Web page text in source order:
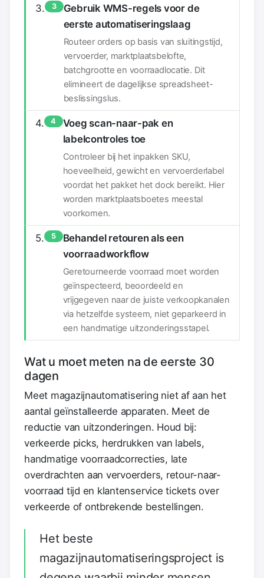
3
Gebruik WMS-regels voor de
eerste automatiseringslaag
Routeer orders op basis van sluitingstijd,
vervoerder, marktplaatsbelofte,
batchgrootte en voorraadlocatie. Dit
elimineert de dagelijkse spreadsheet-
beslissingslus.
4
Voeg scan-naar-pak en
labelcontroles toe
Controleer bij het inpakken SKU,
hoeveelheid, gewicht en vervoerderlabel
voordat het pakket het dock bereikt. Hier
worden marktplaatsboetes meestal
voorkomen.
5
Behandel retouren als een
voorraadworkflow
Geretourneerde voorraad moet worden
geïnspecteerd, beoordeeld en
vrijgegeven naar de juiste verkoopkanalen
via hetzelfde systeem, niet geparkeerd in
een handmatige uitzonderingsstapel.
Wat u moet meten na de eerste 30
dagen
Meet magazijnautomatisering niet af aan het
aantal geïnstalleerde apparaten. Meet de
reductie van uitzonderingen. Houd bij:
verkeerde picks, herdrukken van labels,
handmatige voorraadcorrecties, late
overdrachten aan vervoerders, retour-naar-
voorraad tijd en klantenservice tickets over
verkeerde of ontbrekende bestellingen.
Het beste
magazijnautomatiseringsproject is